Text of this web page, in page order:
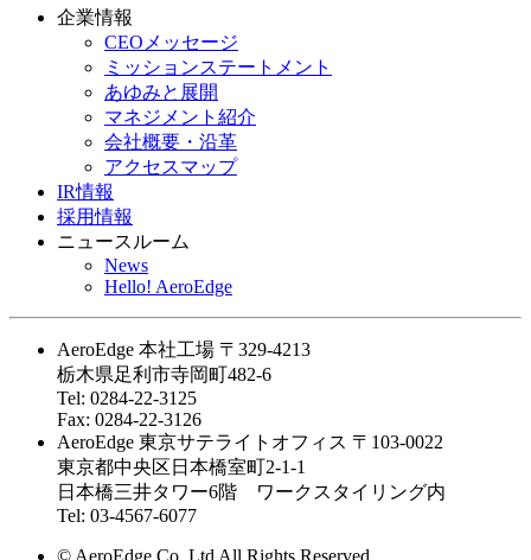
企業情報
CEOメッセージ
ミッションステートメント
あゆみと展開
マネジメント紹介
会社概要・沿革
アクセスマップ
IR情報
採用情報
ニュースルーム
News
Hello! AeroEdge
AeroEdge 本社工場 〒329-4213
栃木県足利市寺岡町482-6
Tel: 0284-22-3125
Fax: 0284-22-3126
AeroEdge 東京サテライトオフィス 〒103-0022
東京都中央区日本橋室町2-1-1
日本橋三井タワー6階 ワークスタイリング内
Tel: 03-4567-6077
© AeroEdge Co.,Ltd All Rights Reserved.